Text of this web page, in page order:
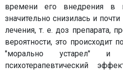
времени его внедрения в
значительно снизилась и
лечения, т. е. доз препарата,
вероятности, это происходит
"морально устарел" и
психотерапевтический